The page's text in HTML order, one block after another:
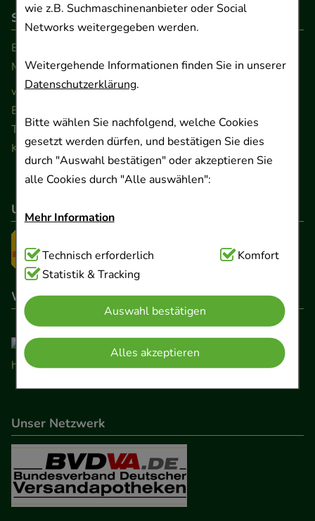
wie z.B. Suchmaschinenanbieter oder Social
Networks weitergegeben werden.
Weitergehende Informationen finden Sie in unserer
Datenschutzerklärung.
Bitte wählen Sie nachfolgend, welche Cookies
gesetzt werden dürfen, und bestätigen Sie dies
durch "Auswahl bestätigen" oder akzeptieren Sie
alle Cookies durch "Alle auswählen":
Mehr Information
Technisch Notwendig:Hierbei handelt es sich um
Cookies, die für die Grundfunktionen unserer
Website notwendig sind (z.B. Navigation,
Warenkorb, Kundenkonto), weshalb auf diese nicht
verzichtet werden kann.
Komfort:Diese Cookies werden genutzt um das
Einkaufserlebnis noch ansprechender zu gestalten,
Besuchers oder unsere Seite an bevorzugte
Verhaltensweisen (z.B. Spracheinstellung)
anzupassen. Komfort-Cookies ermöglichen es uns
auch auf Ihre Bedürfnisse zugeschrittene Inhalte
anzuzeigen und unser Partnerprogramm zu
Technisch erforderlich
Komfort
Statistik & Tracking
Auswahl bestätigen
Alles akzeptieren
So erreichen Sie uns
Beratung und Kundenservice:
Montag - Freitag von 9.00 bis 17.00 Uhr
www.ApoSalis.de· E-Mail:
Ernst-August-Platz 2 · 30159 Hannover
Telefon 0511 89 71 80 0 · Fax 0511 89 71 80 11
Kontaktformular
Unser Versanddienstleister
Wir sind hier gelistet
Unser Netzwerk